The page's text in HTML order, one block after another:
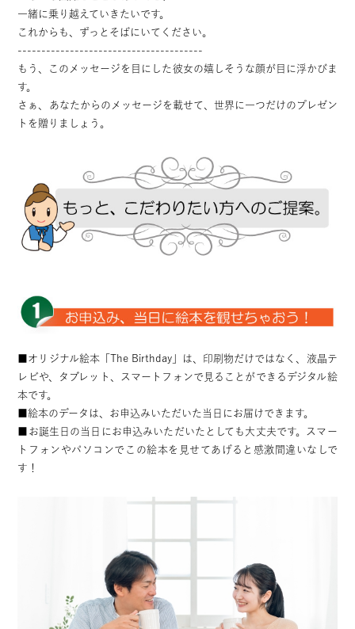
一緒に乗り越えていきたいです。
これからも、ずっとそばにいてください。
---------------------------------------
もう、このメッセージを目にした彼女の嬉しそうな顔が目に浮かびま
す。
さぁ、あなたからのメッセージを載せて、世界に一つだけのプレゼン
トを贈りましょう。
■オリジナル絵本「The Birthday」は、印刷物だけではなく、液晶テ
レビや、タブレット、スマートフォンで見ることができるデジタル絵
本です。
■絵本のデータは、お申込みいただいた当日にお届けできます。
■お誕生日の当日にお申込みいただいたとしても大丈夫です。スマー
トフォンやパソコンでこの絵本を見せてあげると感激間違いなしで
す！